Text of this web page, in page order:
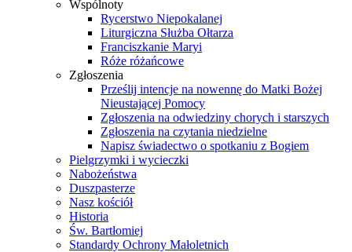
Wspólnoty
Rycerstwo Niepokalanej
Liturgiczna Służba Ołtarza
Franciszkanie Maryi
Róże różańcowe
Zgłoszenia
Prześlij intencje na nowennę do Matki Bożej
Nieustającej Pomocy
Zgłoszenia na odwiedziny chorych i starszych
Zgłoszenia na czytania niedzielne
Napisz świadectwo o spotkaniu z Bogiem
Pielgrzymki i wycieczki
Nabożeństwa
Duszpasterze
Nasz kościół
Historia
Św. Bartłomiej
Standardy Ochrony Małoletnich